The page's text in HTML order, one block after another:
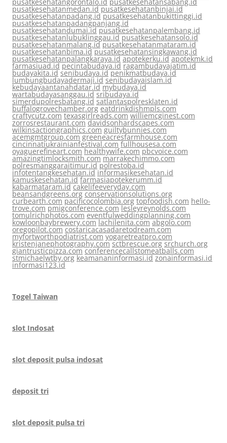
pusatkesehatanmedan.id pusatkesehatanbinjai.id
pusatkesehatanpadang.id pusatkesehatanbukittinggi.id
pusatkesehatanpadangpanjang.id
pusatkesehatandumai.id pusatkesehatanpalembang.id
pusatkesehatanlubuklinggau.id pusatkesehatansolo.id
pusatkesehatanmalang.id pusatkesehatanmataram.id
pusatkesehatanbima.id pusatkesehatansingkawang.id
pusatkesehatanpalangkaraya.id apotekerku.id apotekmk.id
farmasiuad.id pecintabudaya.id ragambudayajatim.id
budayakita.id senibudaya.id penikmatbudaya.id
lumbungbudayadermaji.id senibudayaislam.id
kebudayaantanahdatar.id mybudaya.id
wartabudayasanggau.id sribudaya.id
simerdupolresbatang.id satlantaspolresklaten.id
buffalogrovechamber.org eatdrinkdishmpls.com
craftycutz.com texasgirlreads.com williemcginest.com
zorrosrestaurant.com davidsonhardscapes.com
wilkinsactiongraphics.com guiltybunnies.com
acemgmtgroup.com greeneacresfarmhouse.com
cincinnatiukrainianfestival.com fullhousesa.com
oyaguerefineart.com healthywife.com pbcvoice.com
amazingtimlocksmith.com marrakechimmo.com
polresmanggaraitimur.id polrestoba.id
infotentangkesehatan.id informasikesehatan.id
kamuskesehatan.id farmasiapotekerumm.id
kabarmataram.id cakelifeeveryday.com
beansandgreens.org conservationsolutions.org
curbearth.com pacificocolombia.org topfoodish.com hello-
trove.com pmigconference.com lesleyreynolds.com
tomulrichphotos.com eventfulweddingplanning.com
kowloonbaybrewery.com lachilenita.com abgolo.com
oregopilot.com costaricacasadaretodream.com
myfortworthpodiatrist.com yogaretreatpro.com
kristenjanephotography.com sctbrescue.org srchurch.org
giantrusticpizza.com conferencecallstomeatballs.com
stmichaelwtby.org keamananinformasi.id zonainformasi.id
informasi123.id
Togel Taiwan
slot Indosat
slot deposit pulsa indosat
deposit tri
slot deposit pulsa tri